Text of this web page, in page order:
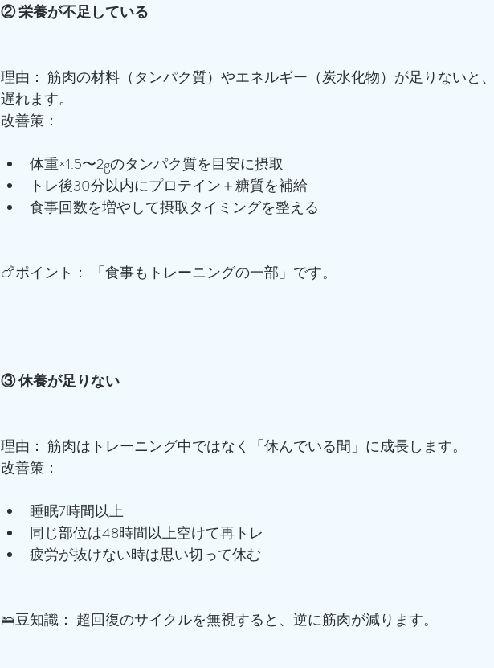
② 栄養が不足している
理由： 筋肉の材料（タンパク質）やエネルギー（炭水化物）が足りないと
遅れます。
改善策：
体重×1.5〜2gのタンパク質を目安に摂取
トレ後30分以内にプロテイン＋糖質を補給
食事回数を増やして摂取タイミングを整える
🍗ポイント： 「食事もトレーニングの一部」です。
③ 休養が足りない
理由： 筋肉はトレーニング中ではなく「休んでいる間」に成長します。
改善策：
睡眠7時間以上
同じ部位は48時間以上空けて再トレ
疲労が抜けない時は思い切って休む
🛌豆知識： 超回復のサイクルを無視すると、逆に筋肉が減ります。